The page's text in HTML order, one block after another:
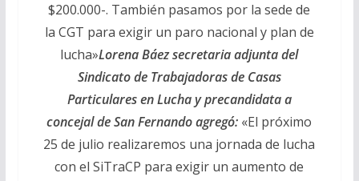
$200.000-. También pasamos por la sede de
la CGT para exigir un paro nacional y plan de
lucha»Lorena Báez secretaria adjunta del
Sindicato de Trabajadoras de Casas
Particulares en Lucha y precandidata a
concejal de San Fernando agregó: «El próximo
25 de julio realizaremos una jornada de lucha
con el SiTraCP para exigir un aumento de